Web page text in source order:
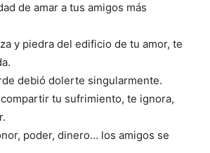
de amar a tus amigos más
y piedra del edificio de tu amor, te
debió dolerte singularmente.
tu sufrimiento, te ignora,
poder, dinero… los amigos se